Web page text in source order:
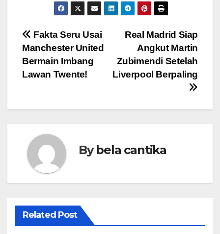
Post
navigation
Real Madrid Siap
Angkut Martin
Zubimendi Setelah
Liverpool Berpaling
Fakta Seru Usai
Manchester United
Bermain Imbang
Lawan Twente!
Bybela cantika
Related Post